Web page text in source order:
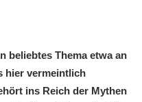
beliebtes Thema etwa an
hier vermeintlich
ins Reich der Mythen